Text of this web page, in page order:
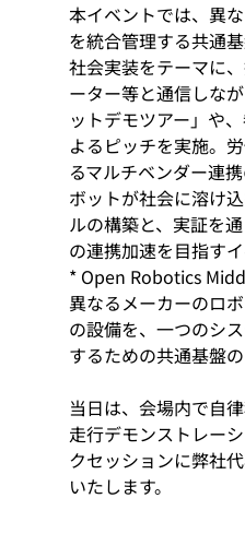
本イベントでは、異
を統合管理する共通
社会実装をテーマに
ーター等と通信しな
ットデモツアー」や
よるピッチを実施。
るマルチベンダー連
ボットが社会に溶け
ルの構築と、実証を
の連携加速を目指すイ
* Open Robotics
異なるメーカーのロ
の設備を、一つのシ
するための共通基盤の
当日は、会場内で自
走行デモンストレー
クセッションに弊社
いたします。